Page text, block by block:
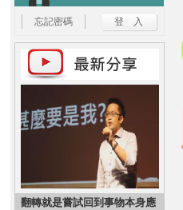
忘記密碼
翻轉就是嘗試回到事物本身應